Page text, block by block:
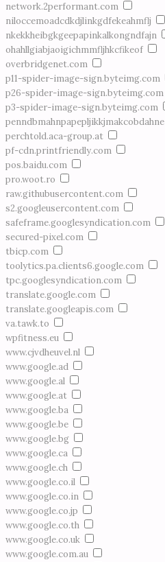
network.2performant.com
niloccemoadcdkdjlinkgdfekeahmflj
nkekkheibgkgeepapinkalkongndfajn
ohahllgiabjaoigichmmfljhkcfikeof
overbridgenet.com
p11-spider-image-sign.byteimg.com
p26-spider-image-sign.byteimg.com
p3-spider-image-sign.byteimg.com
penndbmahnpapepljikkjmakcobdahne
perchtold.aca-group.at
pf-cdn.printfriendly.com
pos.baidu.com
pro.woot.ro
raw.githubusercontent.com
s2.googleusercontent.com
safeframe.googlesyndication.com
secured-pixel.com
tbicp.com
toolytics.pa.clients6.google.com
tpc.googlesyndication.com
translate.google.com
translate.googleapis.com
va.tawk.to
wpfitness.eu
www.cjvdheuvel.nl
www.google.ad
www.google.al
www.google.at
www.google.ba
www.google.be
www.google.bg
www.google.ca
www.google.ch
www.google.co.il
www.google.co.in
www.google.co.jp
www.google.co.th
www.google.co.uk
www.google.com.au